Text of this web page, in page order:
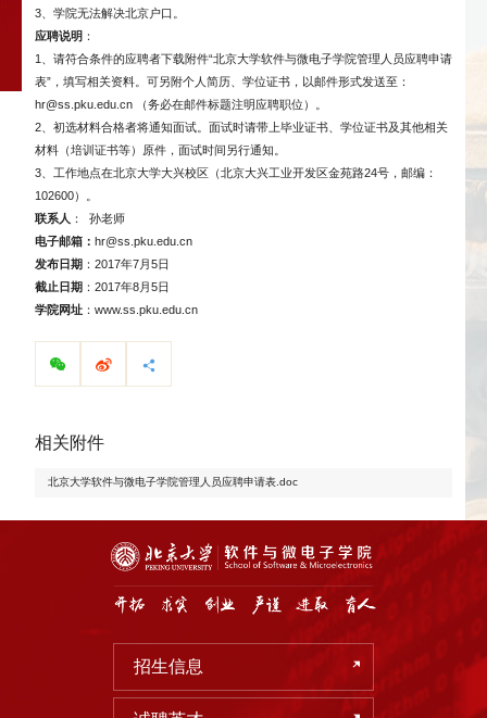
3、学院无法解决北京户口。
应聘说明 ：
1、请符合条件的应聘者下载附件“北京大学软件与微电子学院管理人员应聘申请
表”，填写相关资料。可另附个人简历、学位证书，以邮件形式发送至：
hr@ss.pku.edu.cn （务必在邮件标题注明应聘职位）。
2、初选材料合格者将通知面试。面试时请带上毕业证书、学位证书及其他相关
材料（培训证书等）原件，面试时间另行通知。
3、工作地点在北京大学大兴校区（北京大兴工业开发区金苑路24号，邮编：
102600）。
联系人 ： 孙老师
电子邮箱： hr@ss.pku.edu.cn
发布日期 ：2017年7月5日
截止日期 ：2017年8月5日
学院网址 ：www.ss.pku.edu.cn
相关附件
北京大学软件与微电子学院管理人员应聘申请表.doc
招生信息